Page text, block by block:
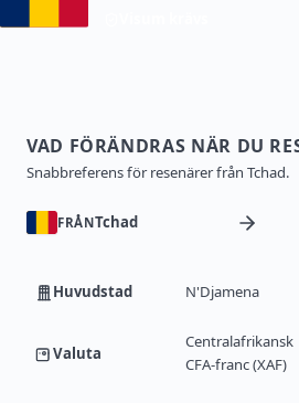
VAD FÖRÄNDRAS NÄR DU
Snabbreferens för resenärer från Tchad.
FRÅNTchad
Huvudstad N'Djamena
Valuta
Centralafrikansk
CFA-franc (XAF)